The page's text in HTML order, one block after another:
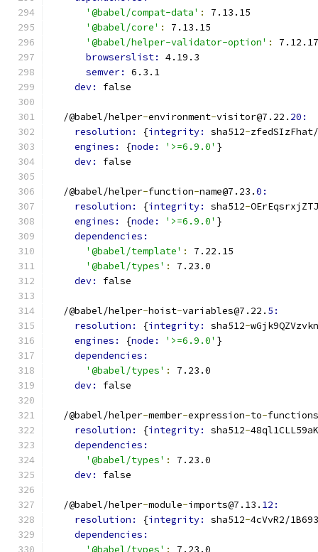
'@babel/compat-data' :
7.13.15
'@babel/core' :
7.13.15
'@babel/helper-validator-option' :
7.12.17
browserslist: 4.19.3
semver: 6.3.1
dev: false
  /@babel/helper
-environment-visitor@7.22. 20:
resolution:
{integrity: sha512-zfedSIzFhat/
engines:
{node: '>=6.9.0' }
dev: false
  /@babel/helper
-function-name@7.23.0:
resolution:
{integrity: sha512-
engines:
{node: '>=6.9.0' }
dependencies:
'@babel/template' :
7.22.15
'@babel/types' :
7.23.0
dev: false
  /@babel/helper
-hoist-variables@7.22. 5:
resolution:
{integrity: sha512-
engines:
{node: '>=6.9.0' }
dependencies:
'@babel/types' :
7.23.0
dev: false
  /@babel/helper
-member-expression-to-
resolution:
{integrity: sha512-
dependencies:
'@babel/types' :
7.23.0
dev: false
  /@babel/helper
-module-imports@7.13. 12:
resolution:
{integrity: sha512-4cVvR2/
dependencies:
'@babel/types' : 7.23.0